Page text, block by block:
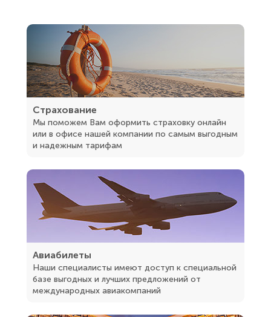
Страхование
Мы поможем Вам оформить страховку онлайн
или в офисе нашей компании по самым выгодным
и надежным тарифам
Авиабилеты
Наши специалисты имеют доступ к специальной
базе выгодных и лучших предложений от
международных авиакомпаний